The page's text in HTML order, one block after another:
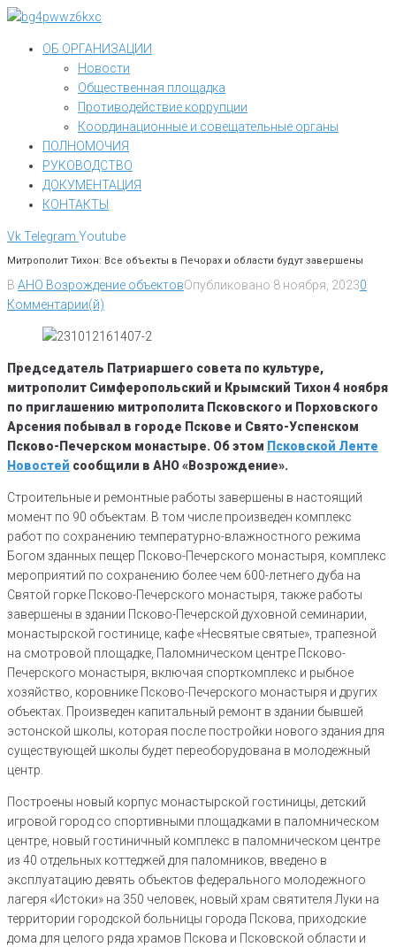
Перейти
контентуОБ ОРГАНИЗАЦИИ
Новости
Общественная площадка
Противодействие коррупции
Координационные и совещательные органы
ПОЛНОМОЧИЯ
РУКОВОДСТВО
ДОКУМЕНТАЦИЯ
КОНТАКТЫ
VkTelegram Youtube
Митрополит Тихон: Все объекты в Печорах и области будут завершены
В АНО Возрождение объектовОпубликовано 8 ноября, 20230
Комментарии(й)
Председатель Патриаршего совета по культуре,
митрополит Симферопольский и Крымский Тихон 4 ноября
по приглашению митрополита Псковского и Порховского
Арсения побывал в городе Пскове и Свято-Успенском
Псково-Печерском монастыре. Об этом Псковской Ленте
Новостей сообщили в АНО «Возрождение».
Строительные и ремонтные работы завершены в настоящий
момент по 90 объектам. В том числе произведен комплекс
работ по сохранению температурно-влажностного режима
Богом зданных пещер Псково-Печерского монастыря, комплекс
мероприятий по сохранению более чем 600-летнего дуба на
Святой горке Псково-Печерского монастыря, также работы
завершены в здании Псково-Печерской духовной семинарии,
монастырской гостинице, кафе «Несвятые святые», трапезной
на смотровой площадке, Паломническом центре Псково-
Печерского монастыря, включая спорткомплекс и рыбное
хозяйство, коровнике Псково-Печерского монастыря и других
объектах. Произведен капитальный ремонт в здании бывшей
эстонской школы, которая после постройки нового здания для
существующей школы будет переоборудована в молодежный
центр.
Построены новый корпус монастырской гостиницы, детский
игровой город со спортивными площадками в паломническом
центре, новый гостиничный комплекс в паломническом центре
из 40 отдельных коттеджей для паломников, введено в
эксплуатацию девять объектов федерального молодежного
лагеря «Истоки» на 350 человек, новый храм святителя Луки на
территории городской больницы города Пскова, приходские
дома для целого ряда храмов Пскова и Псковской области и